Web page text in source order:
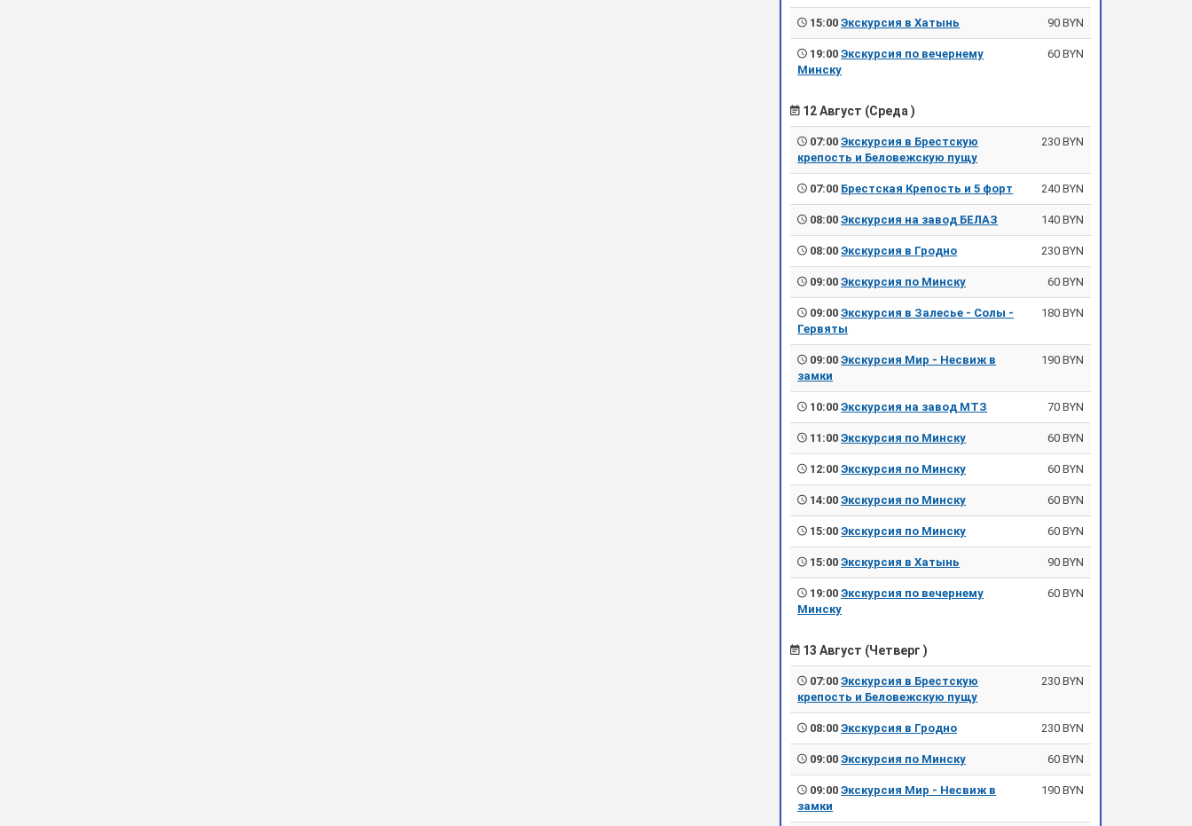
15:00Экскурсия в Хатынь 90 BYN
19:00Экскурсия по вечернему
Минску
60 BYN
12 Август (Среда )
07:00Экскурсия в Брестскую
крепость и Беловежскую пущу
230 BYN
07:00 Брестская Крепость и 5 форт 240 BYN
08:00Экскурсия на завод БЕЛАЗ 140 BYN
08:00Экскурсия в Гродно 230 BYN
09:00Экскурсия по Минску 60 BYN
09:00Экскурсия в Залесье - Солы -
Гервяты
180 BYN
09:00Экскурсия Мир - Несвиж в
замки
190 BYN
10:00Экскурсия на завод МТЗ 70 BYN
11:00Экскурсия по Минску 60 BYN
12:00Экскурсия по Минску 60 BYN
14:00Экскурсия по Минску 60 BYN
15:00Экскурсия по Минску 60 BYN
15:00Экскурсия в Хатынь 90 BYN
19:00Экскурсия по вечернему
Минску
60 BYN
13 Август (Четверг )
07:00Экскурсия в Брестскую
крепость и Беловежскую пущу
230 BYN
08:00Экскурсия в Гродно 230 BYN
09:00Экскурсия по Минску 60 BYN
09:00Экскурсия Мир - Несвиж в
замки
190 BYN